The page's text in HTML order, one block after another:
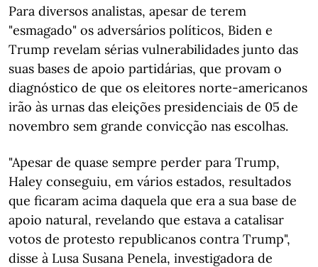
Para diversos analistas, apesar de terem
"esmagado" os adversários políticos, Biden e
Trump revelam sérias vulnerabilidades junto das
suas bases de apoio partidárias, que provam o
diagnóstico de que os eleitores norte-americanos
irão às urnas das eleições presidenciais de 05 de
novembro sem grande convicção nas escolhas.
"Apesar de quase sempre perder para Trump,
Haley conseguiu, em vários estados, resultados
que ficaram acima daquela que era a sua base de
apoio natural, revelando que estava a catalisar
votos de protesto republicanos contra Trump",
disse à Lusa Susana Penela, investigadora de